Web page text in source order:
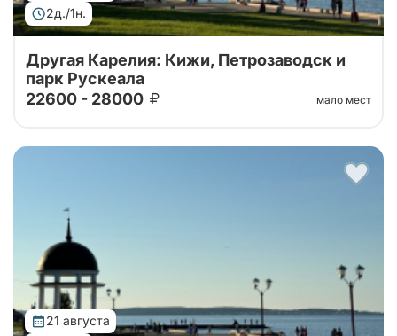
2д./1н.
Тур от наших проверенных партнеров. Автобусный
тур 2 дня: крепость Корела, водопады Ахвенкоски ,
Рускеала, Кижи и ферма
Другая Карелия: Кижи, Петрозаводск и
парк Рускеала
22600 - 28000
мало мест
21 августа